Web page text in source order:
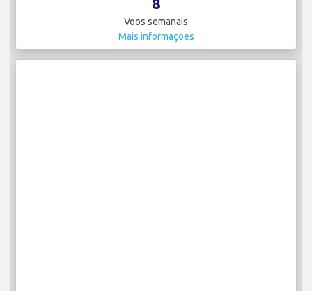
Voos semanais
Mais informações